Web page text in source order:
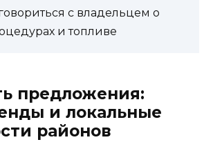
с владельцем о
и топливе
предложения:
и локальные
районов